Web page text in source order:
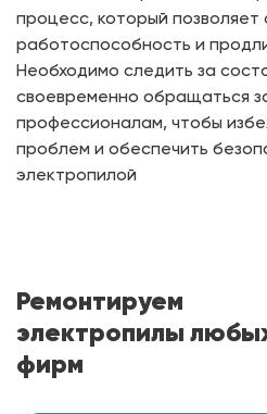
процесс, который позволяет
работоспособность и
Необходимо следить за
своевременно обращаться
профессионалам, чтобы
проблем и обеспечить
электропилой
Ремонтируем
электропилы
фирм